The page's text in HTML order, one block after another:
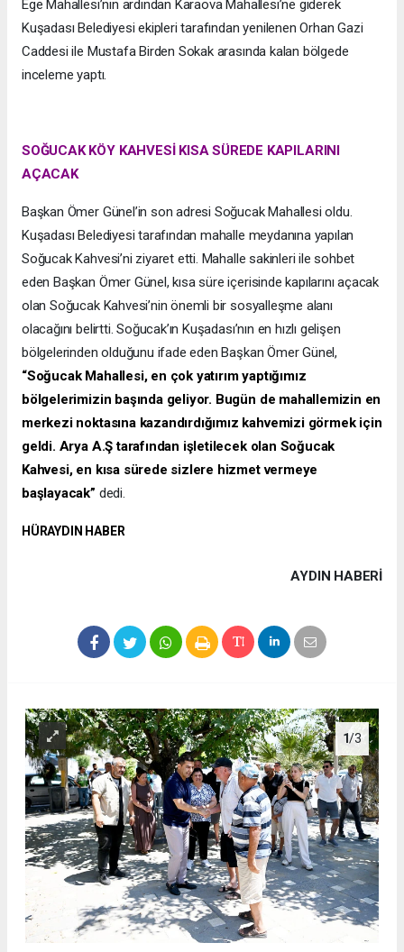
Ege Mahallesi’nin ardından Karaova Mahallesi’ne giderek
Kuşadası Belediyesi ekipleri tarafından yenilenen Orhan Gazi
Caddesi ile Mustafa Birden Sokak arasında kalan bölgede
inceleme yaptı.
SOĞUCAK KÖY KAHVESİ KISA SÜREDE KAPILARINI
AÇACAK
Başkan Ömer Günel’in son adresi Soğucak Mahallesi oldu.
Kuşadası Belediyesi tarafından mahalle meydanına yapılan
Soğucak Kahvesi’ni ziyaret etti. Mahalle sakinleri ile sohbet
eden Başkan Ömer Günel, kısa süre içerisinde kapılarını açacak
olan Soğucak Kahvesi’nin önemli bir sosyalleşme alanı
olacağını belirtti. Soğucak’ın Kuşadası’nın en hızlı gelişen
bölgelerinden olduğunu ifade eden Başkan Ömer Günel,
“Soğucak Mahallesi, en çok yatırım yaptığımız
bölgelerimizin başında geliyor. Bugün de mahallemizin en
merkezi noktasına kazandırdığımız kahvemizi görmek için
geldi. Arya A.Ş tarafından işletilecek olan Soğucak
Kahvesi, en kısa sürede sizlere hizmet vermeye
başlayacak” dedi.
HÜRAYDIN HABER
AYDIN HABERİ
1/3